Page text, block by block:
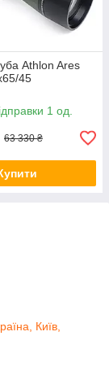
Athlon Ares
45
1 од.
63 330 ₴
Київ,